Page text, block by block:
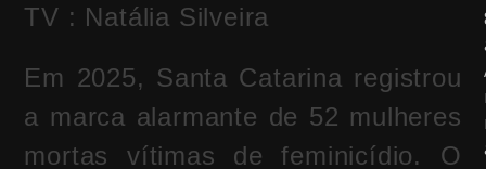
TV : Natália Silveira
Em 2025, Santa Catarina registrou
a marca alarmante de 52 mulheres
mortas vítimas de feminicídio. O